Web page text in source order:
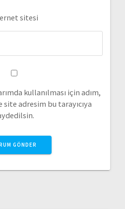
sitesi
kullanılması için adım,
adresim bu tarayıcıya